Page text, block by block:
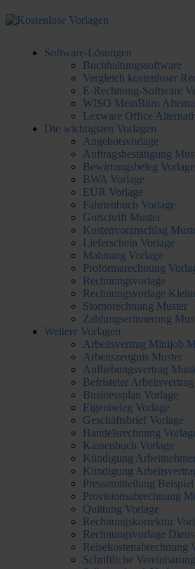
Software-Lösungen
Buchhaltungssoftware
Vergleich kostenloser
E-Rechnung-Software
WISO MeinBüro
Lexware Office
Die wichtigsten Vorlagen
Angebotsvorlage
Auftragsbestätigung
Bewirtungsbeleg Vorlage
BWA Vorlage
EÜR Vorlage
Fahrtenbuch Vorlage
Gutschrift Muster
Kostenvoranschlag
Lieferschein Vorlage
Mahnung Vorlage
Proformarechnung
Rechnungsvorlage
Rechnungsvorlage
Stornorechnung Muster
Zahlungserinnerung
Weitere Vorlagen
Arbeitsvertrag Minijob
Arbeitszeugnis Muster
Aufhebungsvertrag
Befristeter
Businessplan Vorlage
Eigenbeleg Vorlage
Geschäftsbrief Vorlage
Handelsrechnung
Kassenbuch Vorlage
Kündigung
Kündigung
Pressemitteilung Beispiel
Provisionsabrechnung
Quittung Vorlage
Rechnungskorrektur
Rechnungsvorlage
Reisekostenabrechnung
Schriftliche